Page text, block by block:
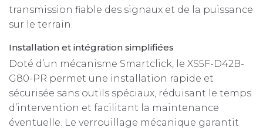
transmission fiable des signaux et de la puissance
sur le terrain.
Installation et intégration simplifiées
Doté d’un mécanisme Smartclick, le XS5F-D42B-
G80-PR permet une installation rapide et
sécurisée sans outils spéciaux, réduisant le temps
d’intervention et facilitant la maintenance
éventuelle. Le verrouillage mécanique garantit